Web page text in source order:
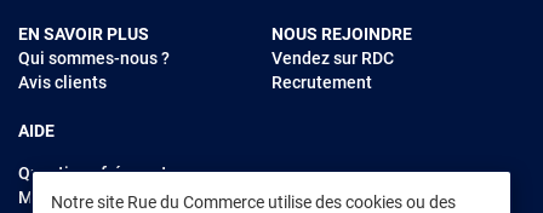
EN SAVOIR PLUS
Qui sommes-nous ?
Avis clients
AIDE
Questions fréquentes
Modes de règlements
NOUS REJOINDRE
Vendez sur RDC
Recrutement
Notre site Rue du Commerce utilise des cookies ou des